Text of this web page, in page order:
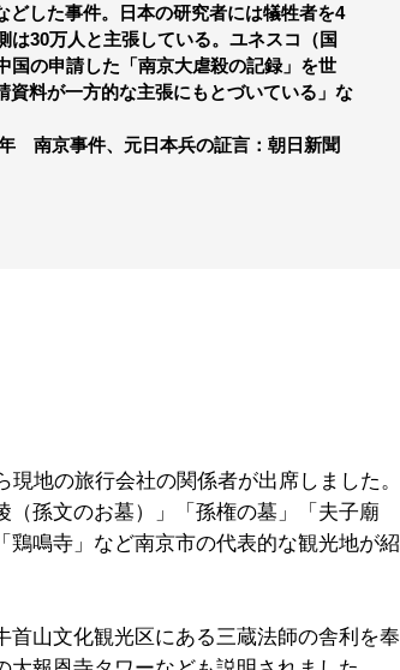
どした事件。日本の研究者には犠牲者を4
は30万人と主張している。ユネスコ（国
国の申請した「南京大虐殺の記録」を世
資料が一方的な主張にもとづいている」な
南京事件、元日本兵の証言：朝日新聞
地の旅行会社の関係者が出席しました。
（孫文のお墓）」「孫権の墓」「夫子廟
鶏鳴寺」など南京市の代表的な観光地が紹
山文化観光区にある三蔵法師の舎利を奉